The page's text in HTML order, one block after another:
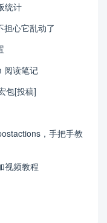
统计
担心它乱动了
读笔记
包[投稿]
，手把手教
视频教程